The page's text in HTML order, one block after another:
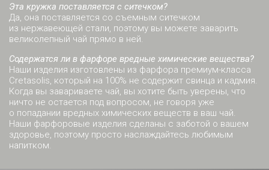
Эта кружка поставляется с ситечком?
Да, она поставляется со съемным ситечком
из нержавеющей стали, поэтому вы можете заварить
великолепный чай прямо в ней.
Содержатся ли в фарфоре вредные химические вещества?
Наши изделия изготовлены из фарфора премиум-класса
Cretasolis, который на 100% не содержит свинца и кадмия.
Когда вы завариваете чай, вы хотите быть уверены, что
ничто не остается под вопросом, не говоря уже
о попадании вредных химических веществ в ваш чай.
Наши фарфоровые изделия сделаны с заботой о вашем
здоровье, поэтому просто наслаждайтесь любимым
напитком.